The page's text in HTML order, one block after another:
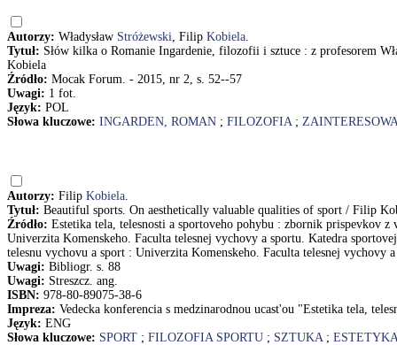
Autorzy: Władysław Stróżewski, Filip Kobiela.
Tytuł: Słów kilka o Romanie Ingardenie, filozofii i sztuce : z profesorem
Kobiela
Źródło: Mocak Forum. - 2015, nr 2, s. 52--57
Uwagi: 1 fot.
Język: POL
Słowa kluczowe: INGARDEN, ROMAN ; FILOZOFIA;
Autorzy: Filip Kobiela.
Tytuł: Beautiful sports. On aesthetically valuable qualities of sport / Filip
Źródło: Estetika tela, telesnosti a sportoveho pohybu : zbornik prispevkov
Univerzita Komenskeho. Faculta telesnej vychovy a sportu. Katedra
telesnu vychovu a sport : Univerzita Komenskeho. Faculta telesnej vychovy
Uwagi: Bibliogr. s. 88
Uwagi: Streszcz. ang.
ISBN: 978-80-89075-38-6
Impreza: Vedecka konferencia s medzinarodnou ucast'ou "Estetika tela,
Język: ENG
Słowa kluczowe: SPORT ; FILOZOFIA SPORTU ; SZTUKA; ESTETYKA